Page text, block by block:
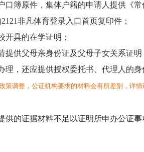
口簿原件，集体户籍的申请人提供《
非凡体育登录入口首页复印件；
开具的在学证明；
提供父母亲身份证及父母子女关系证明
理，还应提供授权委托书、代理人的身
策调整，公证机构要求的材料会有所差别，详情
供的证据材料不足以证明所申办公证